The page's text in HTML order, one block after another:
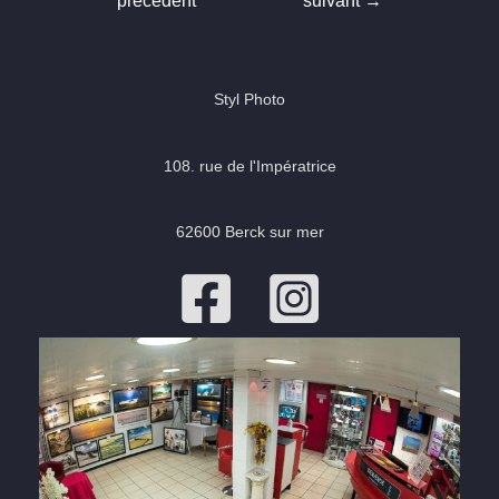
Styl Photo
108. rue de l'Impératrice
62600 Berck sur mer